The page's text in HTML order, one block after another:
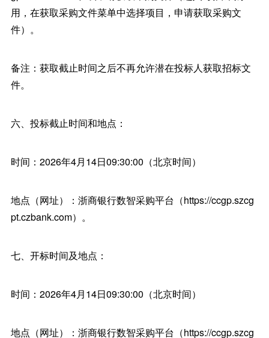
用，在获取采购文件菜单中选择项目，申请获取采购文
件）。
备注：获取截止时间之后不再允许潜在投标人获取招标文
件。
六、投标截止时间和地点：
时间：2026年4月14日09:30:00（北京时间）
地点（网址）：浙商银行数智采购平台（https://ccgp.szcg
pt.czbank.com）。
七、开标时间及地点：
时间：2026年4月14日09:30:00（北京时间）
地点（网址）：浙商银行数智采购平台（https://ccgp.szcg